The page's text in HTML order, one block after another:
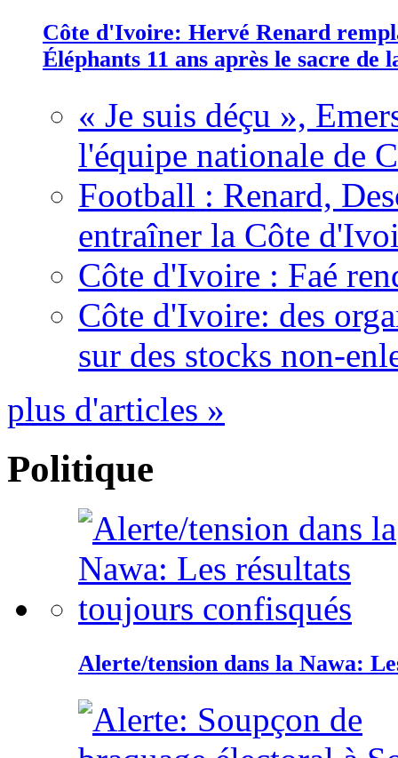
Côte d'Ivoire: Hervé Renard
Éléphants 11 ans après le sacre de
« Je suis déçu »,
l'équipe nationale de
Football : Renard,
entraîner la Côte
Côte d'Ivoire : Faé
Côte d'Ivoire: des
sur des stocks non-
plus d'articles »
Politique
Alerte/tension dans la Nawa: